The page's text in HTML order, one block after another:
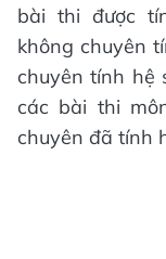
bài thi được
không chuyên
chuyên tính hệ
các bài thi
chuyên đã tính